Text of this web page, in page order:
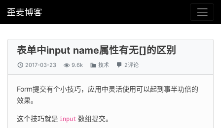
歪麦博客
表单中input name属性有无[]的区别
2017-03-23 9.6k 技术 2评论
Form提交有个小技巧，应用中灵活使用可以起到事半功倍的
效果。
这个技巧就是 input 数组提交。